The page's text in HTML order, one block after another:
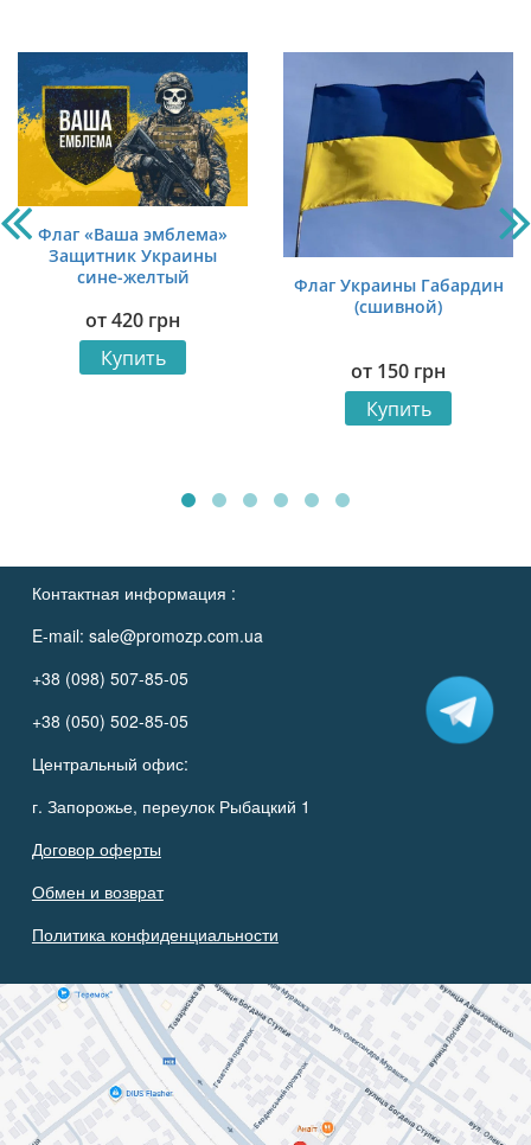
Флаг «Ваша эмблема»
Защитник Украины
сине-желтый
от420 грн
Купить
Флаг Украины Габардин
(сшивной)
от 150 грн
Купить
Контактная информация :
E-mail: sale@promozp.com.ua
+38 (098) 507-85-05
+38 (050) 502-85-05
Центральный офис:
г. Запорожье, переулок Рыбацкий 1
Договор оферты
Обмен и возврат
Политика конфиденциальности